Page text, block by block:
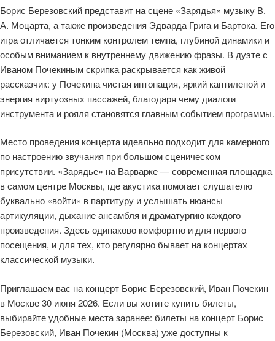
Борис Березовский представит на сцене «Зарядья» музыку В.
А. Моцарта, а также произведения Эдварда Грига и Бартока. Его
игра отличается тонким контролем темпа, глубиной динамики и
особым вниманием к внутреннему движению фразы. В дуэте с
Иваном Почекиным скрипка раскрывается как живой
рассказчик: у Почекина чистая интонация, яркий кантиленой и
энергия виртуозных пассажей, благодаря чему диалоги
инструмента и рояля становятся главным событием программы.
Место проведения концерта идеально подходит для камерного
по настроению звучания при большом сценическом
присутствии. «Зарядье» на Варварке — современная площадка
в самом центре Москвы, где акустика помогает слушателю
буквально «войти» в партитуру и услышать нюансы
артикуляции, дыхание ансамбля и драматургию каждого
произведения. Здесь одинаково комфортно и для первого
посещения, и для тех, кто регулярно бывает на концертах
классической музыки.
Приглашаем вас на концерт Борис Березовский, Иван Почекин
в Москве 30 июня 2026. Если вы хотите купить билеты,
выбирайте удобные места заранее: билеты на концерт Борис
Березовский, Иван Почекин (Москва) уже доступны к